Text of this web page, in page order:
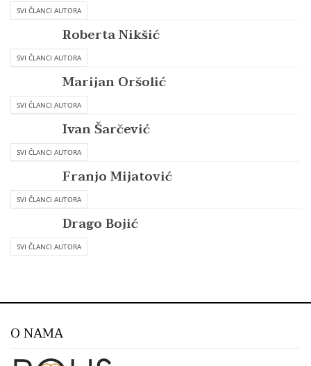
SVI ČLANCI AUTORA
Roberta Nikšić
SVI ČLANCI AUTORA
Marijan Oršolić
SVI ČLANCI AUTORA
Ivan Šarčević
SVI ČLANCI AUTORA
Franjo Mijatović
SVI ČLANCI AUTORA
Drago Bojić
SVI ČLANCI AUTORA
O NAMA